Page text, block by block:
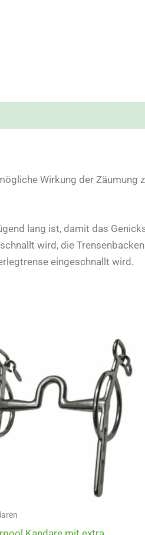
Wirkung der Zäumung
lang ist, damit das
wird, die
eingeschnallt wird.